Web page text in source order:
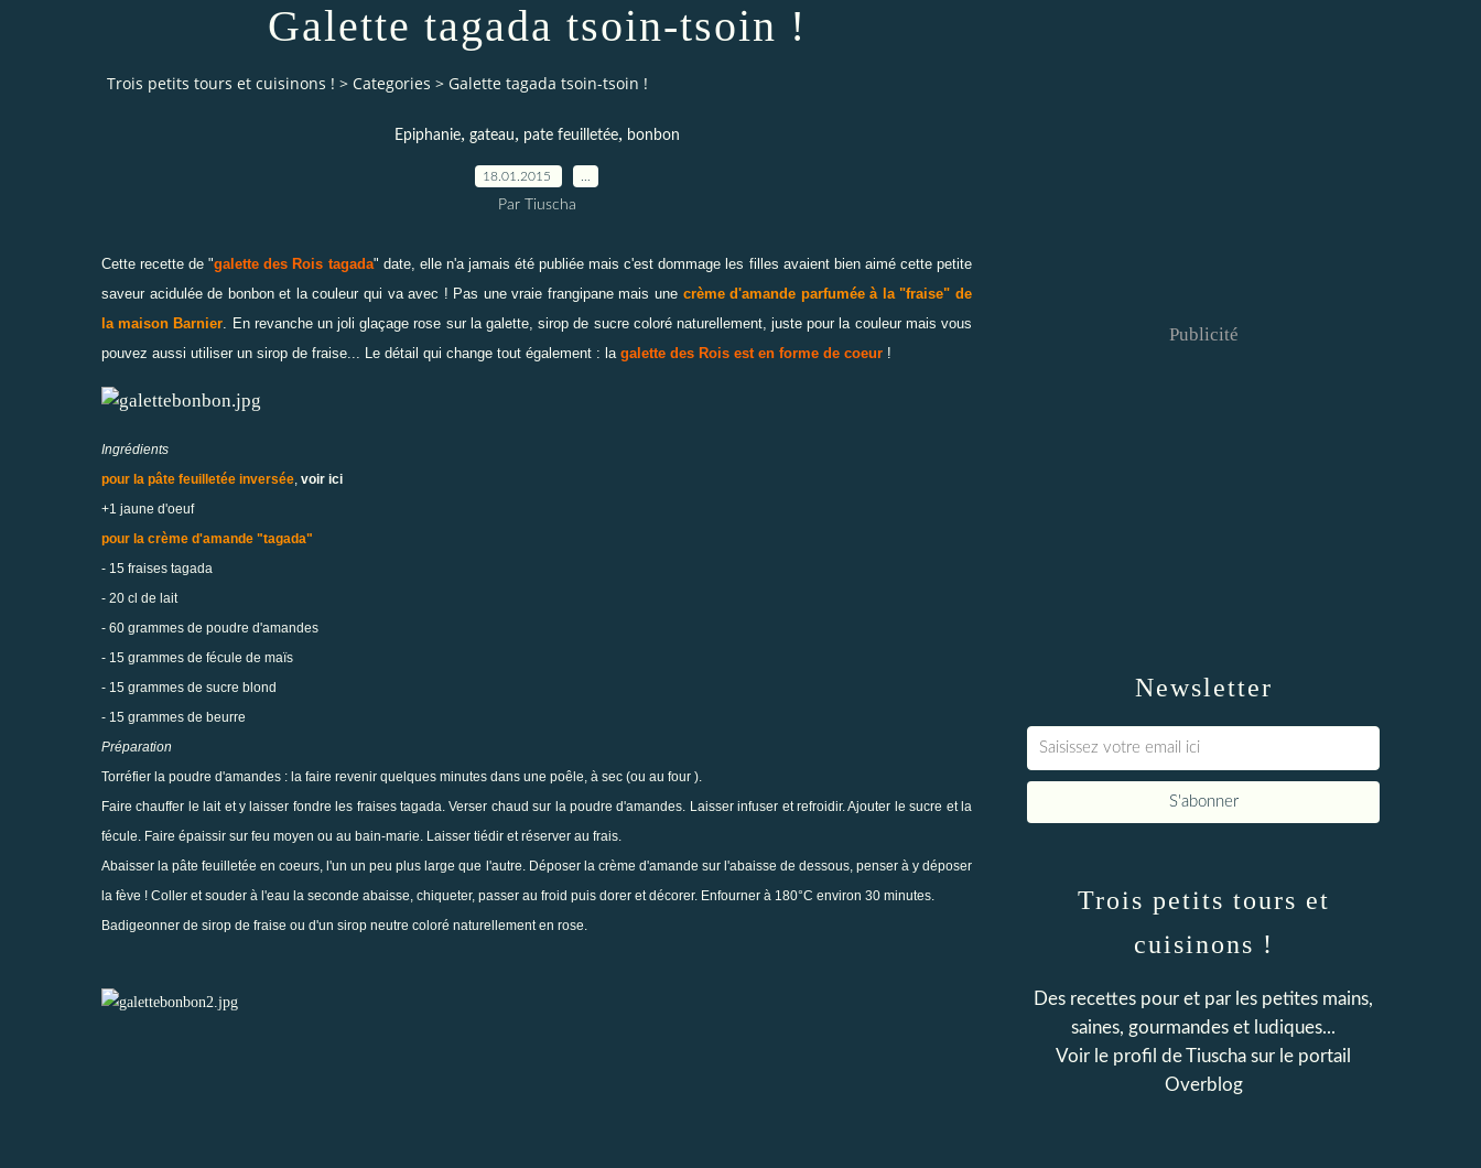
Galette tagada tsoin-tsoin !
Trois petits tours et cuisinons ! > Categories > Galette tagada tsoin-tsoin !
Epiphanie, gateau, pate feuilletée, bonbon
18.01.2015
Par Tiuscha
Cette recette de "galette des Rois tagada" date, elle n'a jamais été publiée mais c'est dommage les filles avaient bien aimé cette petite
saveur acidulée de bonbon et la couleur qui va avec ! Pas une vraie frangipane mais une crème d'amande parfumée à la "fraise" de
la maison Barnier . En revanche un joli glaçage rose sur la galette, sirop de sucre coloré naturellement, juste pour la couleur mais vous
pouvez aussi utiliser un sirop de fraise... Le détail qui change tout également : la galette des Rois est en forme de coeur !
Ingrédients
pour la pâte feuilletée inversée voir ici
+1 jaune d'oeuf
pour la crème d'amande "tagada"
- 15 fraises tagada
- 20 cl de lait
- 60 grammes de poudre d'amandes
- 15 grammes de fécule de maïs
- 15 grammes de sucre blond
- 15 grammes de beurre
Préparation
Torréfier la poudre d'amandes : la faire revenir quelques minutes dans une poêle, à sec (ou au four ).
Faire chauffer le lait et y laisser fondre les fraises tagada. Verser chaud sur la poudre d'amandes. Laisser infuser et refroidir. Ajouter le sucre et la
fécule. Faire épaissir sur feu moyen ou au bain-marie. Laisser tiédir et réserver au frais.
Abaisser la pâte feuilletée en coeurs, l'un un peu plus large que l'autre. Déposer la crème d'amande sur l'abaisse de dessous, penser à y déposer
la fève ! Coller et souder à l'eau la seconde abaisse, chiqueter, passer au froid puis dorer et décorer. Enfourner à 180°C environ 30 minutes.
Badigeonner de sirop de fraise ou d'un sirop neutre coloré naturellement en rose.
Newsletter
Publicité
Trois petits tours et
cuisinons !
Des recettes pour et par les petites mains,
saines, gourmandes et ludiques...
Voir le profil deTiuscha sur le portail
Overblog